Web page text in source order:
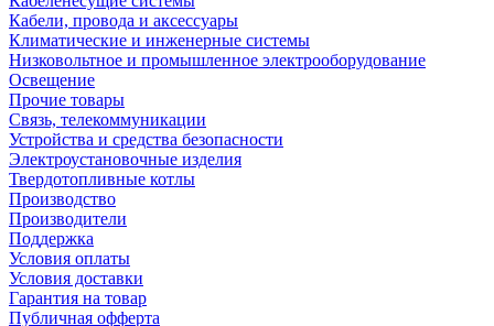
Кабели, провода и аксессуары
Климатические и инженерные системы
Низковольтное и промышленное электрооборудование
Освещение
Прочие товары
Связь, телекоммуникации
Устройства и средства безопасности
Электроустановочные изделия
Твердотопливные котлы
Производство
Производители
Поддержка
Условия оплаты
Условия доставки
Гарантия на товар
Публичная офферта